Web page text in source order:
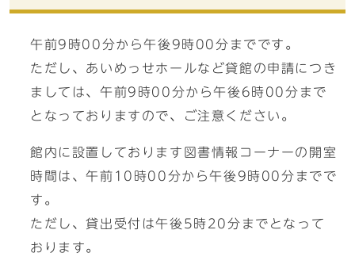
午前9時00分から午後9時00分までです。
ただし、あいめっせホールなど貸館の申請につき
ましては、午前9時00分から午後6時00分まで
となっておりますので、ご注意ください。
館内に設置しております図書情報コーナーの開室
時間は、午前10時00分から午後9時00分までで
す。
ただし、貸出受付は午後5時20分までとなって
おります。